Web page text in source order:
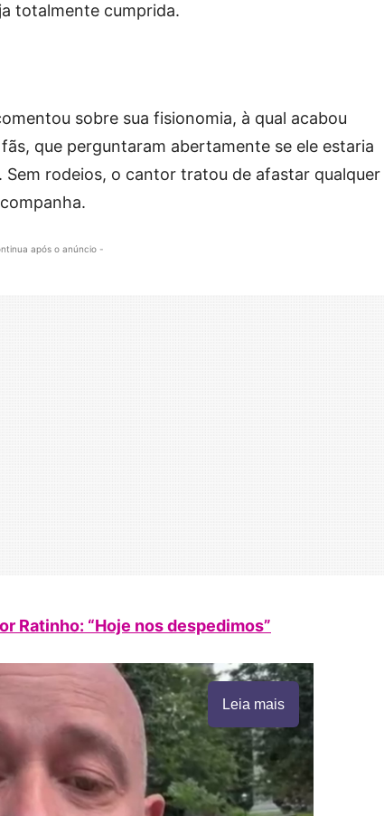
totalmente cumprida.
sobre sua fisionomia, à qual acabou
que perguntaram abertamente se ele estaria
rodeios, o cantor tratou de afastar qualquer
após o anúncio -
Ratinho: “Hoje nos despedimos”
Leia mais